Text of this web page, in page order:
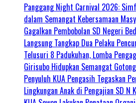
Panggang Night Carnival 2026:
dalam Semangat Kebersamaan
Gagalkan Pembobolan SD Negeri
Langsung Tangkap Dua Pelaku
Telusuri 8 Padukuhan, Lomba
Girisubo Hidupkan Semangat
Penyuluh KUA Pengasih Tegaskan
Lingkungan Anak di Pengajian SD N